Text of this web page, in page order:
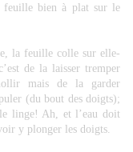
feuille bien à plat sur le
la feuille colle sur elle-
de la laisser tremper
mais de la garder
(du bout des doigts);
linge! Ah, et l’eau doit
y plonger les doigts.